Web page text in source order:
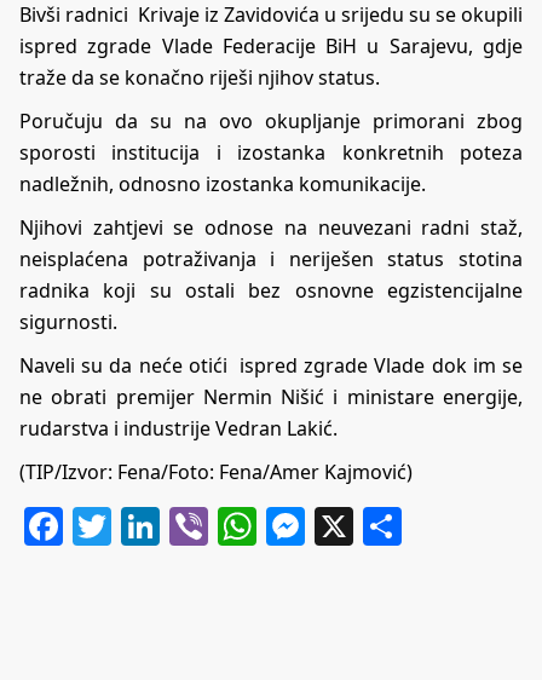
Bivši radnici Krivaje iz Zavidovića u srijedu su se okupili
ispred zgrade Vlade Federacije BiH u Sarajevu, gdje
traže da se konačno riješi njihov status.
Poručuju da su na ovo okupljanje primorani zbog
sporosti institucija i izostanka konkretnih poteza
nadležnih, odnosno izostanka komunikacije.
Njihovi zahtjevi se odnose na neuvezani radni staž,
neisplaćena potraživanja i neriješen status stotina
radnika koji su ostali bez osnovne egzistencijalne
sigurnosti.
Naveli su da neće otići ispred zgrade Vlade dok im se
ne obrati premijer Nermin Nišić i ministare energije,
rudarstva i industrije Vedran Lakić.
(TIP/Izvor: Fena/Foto: Fena/Amer Kajmović)
Facebook
Twitter
LinkedIn
ViberWhatsApp
Messenger
X